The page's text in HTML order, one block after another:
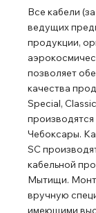
Все кабели
ведущих
продукции,
позволяет
качества
Special,
Чебоксары.
SC
кабельной
Мытищи.
вручную
имеющими